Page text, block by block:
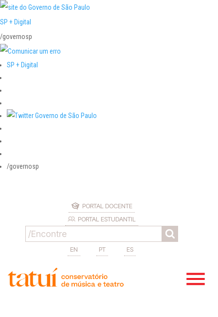
SP + Digital
/governosp
SP + Digital
/governosp
PORTAL DOCENTE
PORTAL ESTUDANTIL
EN PT ES